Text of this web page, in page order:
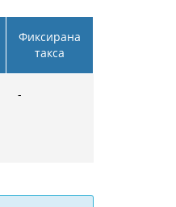
Фиксирана
такса
-